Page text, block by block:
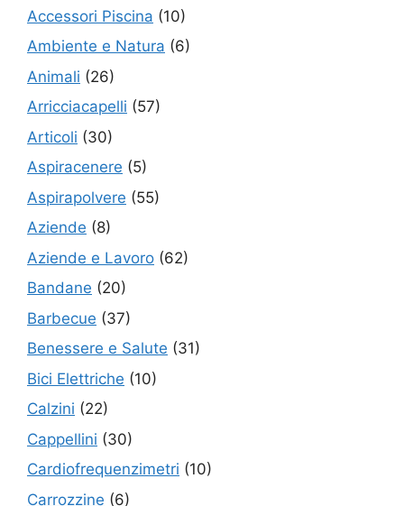
Accessori Piscina (10)
Ambiente e Natura (6)
Animali (26)
Arricciacapelli (57)
Articoli (30)
Aspiracenere (5)
Aspirapolvere (55)
Aziende (8)
Aziende e Lavoro (62)
Bandane (20)
Barbecue (37)
Benessere e Salute (31)
Bici Elettriche (10)
Calzini (22)
Cappellini (30)
Cardiofrequenzimetri (10)
Carrozzine (6)